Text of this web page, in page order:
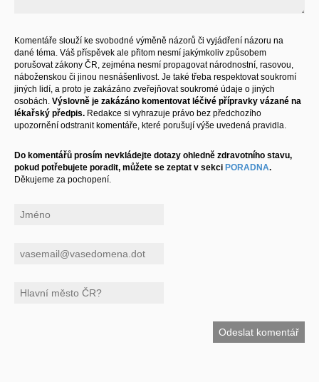
Komentáře slouží ke svobodné výměně názorů či vyjádření názoru na
dané téma. Váš příspěvek ale přitom nesmí jakýmkoliv způsobem
porušovat zákony ČR, zejména nesmí propagovat národnostní, rasovou,
náboženskou či jinou nesnášenlivost. Je také třeba respektovat soukromí
jiných lidí, a proto je zakázáno zveřejňovat soukromé údaje o jiných
osobách. Výslovně je zakázáno komentovat léčivé přípravky vázané na
lékařský předpis. Redakce si vyhrazuje právo bez předchozího
upozornění odstranit komentáře, které porušují výše uvedená pravidla.
Do komentářů prosím nevkládejte dotazy ohledně zdravotního stavu,
pokud potřebujete poradit, můžete se zeptat v sekci PORADNA.
Děkujeme za pochopení.